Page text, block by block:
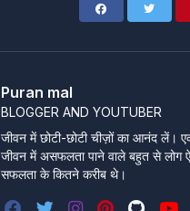
Puran mal
BLOGGER AND YOUTUBER
जीवन में छोटी-छोटी चीज़ों का आनंद
जीवन में असफलता पाने वाले बहुत से लोग
सफलता के कितने करीब थे।